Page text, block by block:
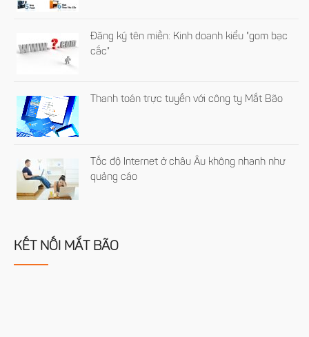
Đăng ký tên miền: Kinh doanh kiểu "gom bạc
cắc"
Thanh toán trực tuyến với công ty Mắt Bão
Tốc độ Internet ở châu Âu không nhanh như
quảng cáo
KẾT NỐI MẮT BÃO